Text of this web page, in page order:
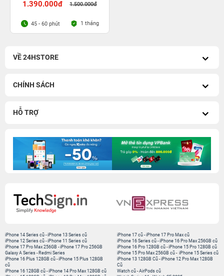
1.390.000đ 1.500.000đ
45 - 60 phút 1 tháng
VỀ 24HSTORE
CHÍNH SÁCH
HỖ TRỢ
iPhone 14 Series cũ -iPhone 13 Series cũ
iPhone 12 Series cũ -iPhone 11 Series cũ
iPhone 17 Pro Max 256GB -iPhone 17 Pro 256GB
Galaxy A Series - Redmi Series
iPhone 17 cũ -iPhone 17 Pro Max cũ
iPhone 16 Series cũ - iPhone 16 Pro Max 256GB cũ
iPhone 16 Pro 128GB cũ -iPhone 15 Pro 128GB cũ
iPhone 15 Pro Max 256GB cũ - iPhone 15 Series cũ
iPhone 16 Plus 128GB cũ -iPhone 15 Plus 128GB
cũ
iPhone 16 128GB cũ -iPhone 14 Pro Max 128GB cũ
iPhone 13 128GB Cũ -iPhone 12 Pro Max 128GB
Cũ
Watch cũ -AirPods cũ